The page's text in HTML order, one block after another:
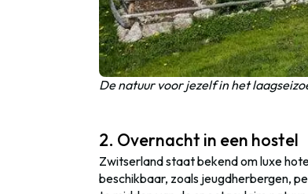
De natuur voor jezelf in het
2. Overnacht in een hostel
Zwitserland staat bekend om luxe
beschikbaar, zoals jeugdherbergen,